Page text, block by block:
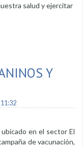
salud y ejercitar
Y
en el sector El
de vacunación,